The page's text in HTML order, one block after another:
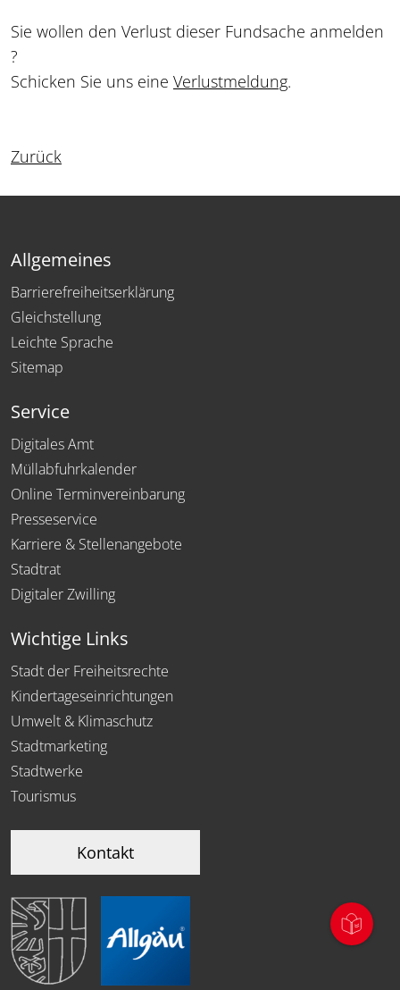
Sie wollen den Verlust dieser Fundsache anmelden
?
Schicken Sie uns eine Verlustmeldung.
Zurück
Allgemeines
Barrierefreiheitserklärung
Gleichstellung
Leichte Sprache
Sitemap
Service
Digitales Amt
Müllabfuhrkalender
Online Terminvereinbarung
Presseservice
Karriere & Stellenangebote
Stadtrat
Digitaler Zwilling
Wichtige Links
Stadt der Freiheitsrechte
Kindertageseinrichtungen
Umwelt & Klimaschutz
Stadtmarketing
Stadtwerke
Tourismus
Kontakt